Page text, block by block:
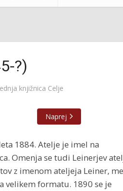
?)
knjižnica Celje
Naprej
1884. Atelje je imel na
Omenja se tudi Leinerjev
z imenom ateljeja Leiner,
velikem formatu. 1890 se je